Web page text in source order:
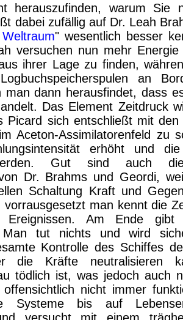
herauszufinden, warum Sie
dabei zufällig auf Dr. Leah
" wesentlich besser
versuchen nun mehr
ihrer Lage zu finden,
an
man dann herausfindet, dass
Das Element Zeitdruck
Picard sich entschließt mit
Aceton-Assimilatorenfeld zu
erhöht und die
Gut sind auch die
Dr. Brahms und Geordi,
Schaltung Kraft und
man kennt die
Ereignissen. Am Ende
Man tut nichts und wird
Kontrolle des Schiffes
die Kräfte neutralisieren
tödlich ist, was jedoch auch
nicht immer
Systeme bis auf